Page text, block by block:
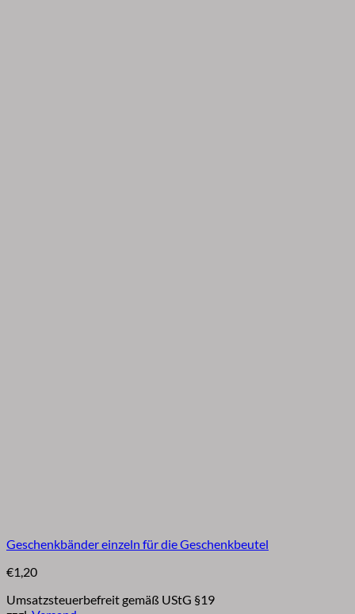
Geschenkbänder einzeln für die Geschenkbeutel
€1,20
Umsatzsteuerbefreit gemäß UStG §19